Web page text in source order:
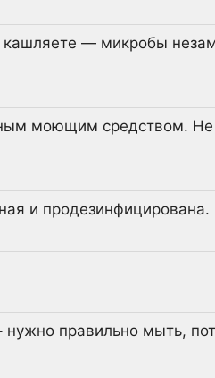
кашляете — микробы
моющим средством.
и продезинфицирована.
правильно мыть,